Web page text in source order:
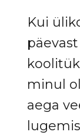
Kui
minul
aega